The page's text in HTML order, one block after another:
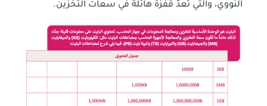
النووي، والتي تعدُّ قفزة هائلة في سعات التخزين.